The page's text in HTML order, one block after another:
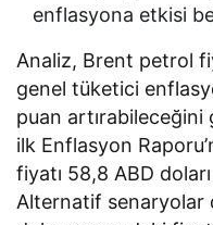
enflasyona etkisi
Analiz, Brent petrol
genel tüketici
puan artırabileceğini
ilk Enflasyon
fiyatı 58,8 ABD
Alternatif senaryolar